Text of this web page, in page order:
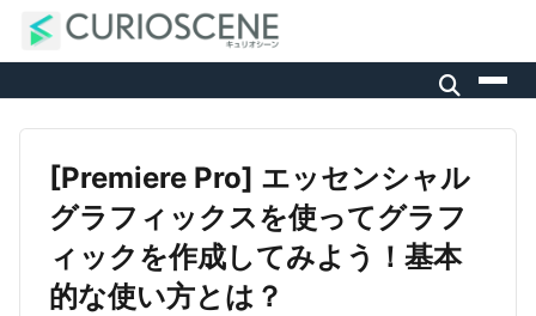
[Premiere Pro] エッセンシャル
グラフィックスを使ってグラフ
ィックを作成してみよう！基本
的な使い方とは？